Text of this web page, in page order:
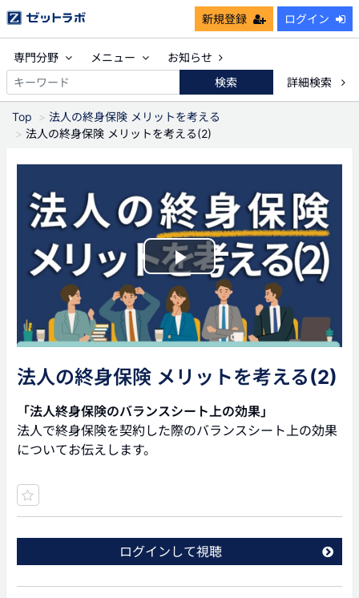
新規登録 ログイン
専門分野 メニュー
お知らせ
検索
詳細検索
Top
法人の終身保険 メリットを考える
法人の終身保険 メリットを考える(2)
Play
Video
法人の終身保険 メリットを考える(2)
「法人終身保険のバランスシート上の効果」
法人で終身保険を契約した際のバランスシート上の効果
についてお伝えします。
ログインして視聴